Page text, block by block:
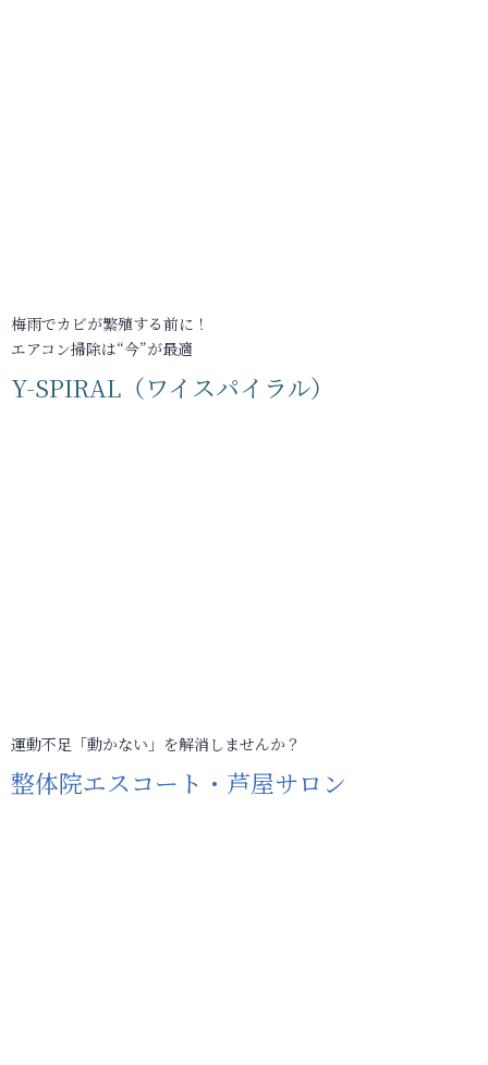
梅雨でカビが繁殖する前に！
エアコン掃除は“今”が最適
Y-SPIRAL（ワイスパイラル）
運動不足「動かない」を解消しませんか？
整体院エスコート・芦屋サロン